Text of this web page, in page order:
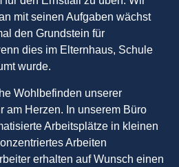
mit seinen Aufgaben wächst
den Grundstein für
dies im Elternhaus, Schule
wurde.
Wohlbefinden unserer
am Herzen. In unserem Büro
Arbeitsplätze in kleinen
Arbeiten
erhalten auf Wunsch einen